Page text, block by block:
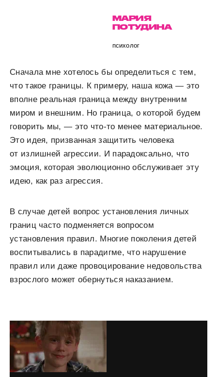
МАРИЯ
ПОТУДИНА
психолог
Сначала мне хотелось бы определиться с тем,
что такое границы. К примеру, наша кожа — это
вполне реальная граница между внутренним
миром и внешним. Но граница, о которой будем
говорить мы, — это что-то менее материальное.
Это идея, призванная защитить человека
от излишней агрессии. И парадоксально, что
эмоция, которая эволюционно обслуживает эту
идею, как раз агрессия.
В случае детей вопрос установления личных
границ часто подменяется вопросом
установления правил. Многие поколения детей
воспитывались в парадигме, что нарушение
правил или даже провоцирование недовольства
взрослого может обернуться наказанием.